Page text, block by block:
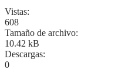
Vistas:
608
Tamaño de archivo:
10.42 kB
Descargas:
0